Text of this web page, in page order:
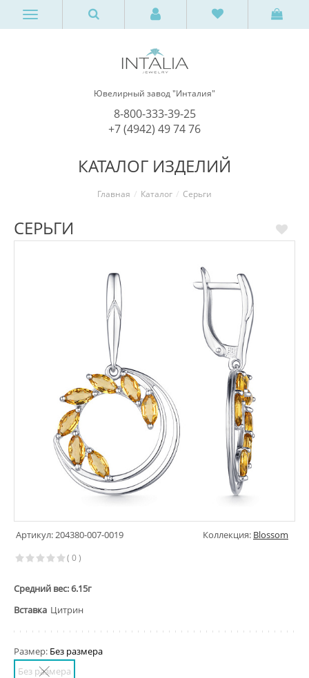
Ювелирный завод "Инталия"
8-800-333-39-25
+7 (4942) 49 74 76
КАТАЛОГ ИЗДЕЛИЙ
Главная Каталог Серьги
СЕРЬГИ
Артикул: 204380-007-0019 Коллекция: Blossom
( 0 )
Средний вес: 6.15г
Вставка Цитрин
Размер: Без размера
Без размера